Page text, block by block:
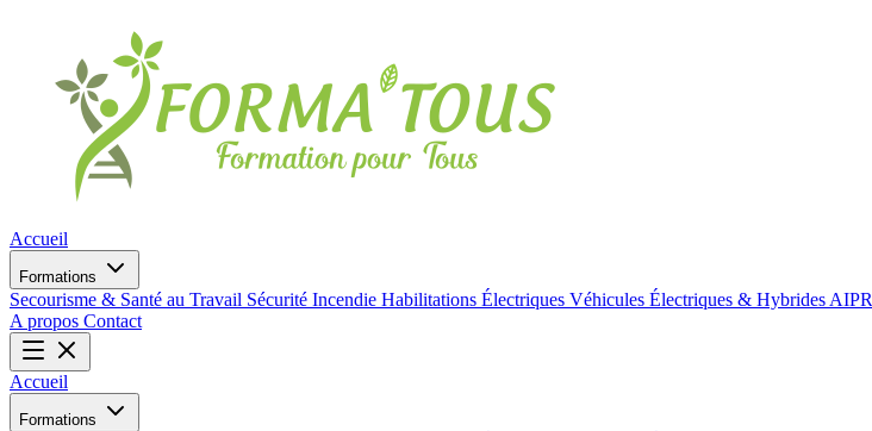
Accueil
Formations
Secourisme & Santé au Travail Sécurité Incendie Habilitations Électriques Véhicules Électriques & Hybrides AIPR
A propos Contact
Accueil
Formations